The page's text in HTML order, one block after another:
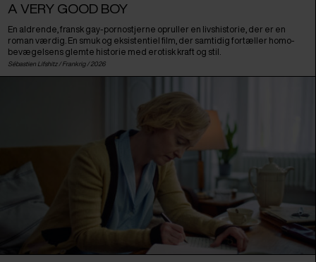
A VERY GOOD BOY
En aldrende, fransk gay-pornostjerne opruller en livshistorie, der er en
roman værdig. En smuk og eksistentiel film, der samtidig fortæller homo-
bevægelsens glemte historie med erotisk kraft og stil.
Sébastien Lifshitz / Frankrig/ 2026